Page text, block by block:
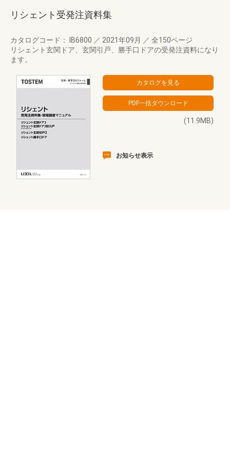
リシェント受発注資料集
カタログコード： IB6800 ／ 2021年09月 ／ 全150ページ
リシェント玄関ドア、玄関引戸、勝手口ドアの受発注資料になり
ます。
(11.9MB)
お知らせ表示